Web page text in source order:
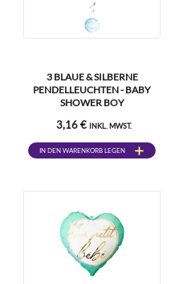
3 BLAUE & SILBERNE
PENDELLEUCHTEN - BABY
SHOWER BOY
3,16 € INKL. MWST.
IN DEN WARENKORB LEGEN